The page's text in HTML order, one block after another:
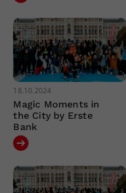
18.10.2024
Magic Moments in
the City by Erste
Bank